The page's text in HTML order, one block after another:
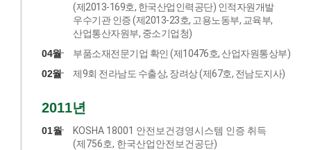
(제2013-169호, 한국산업인력공단) 인적자원개발
우수기관 인증 (제2013-23호, 고용노동부, 교육부,
산업통산자원부, 중소기업청)
04월
부품소재전문기업 확인 (제10476호, 산업자원통상부)
02월
제9회 전라남도 수출상, 장려상 (제67호, 전남도지사)
2011년
01월
KOSHA 18001 안전보건경영시스템 인증 취득
(제756호, 한국산업안전보건공단)